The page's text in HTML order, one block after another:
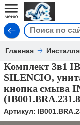
Главная
Комплект 3в1
SILENCIO,
кнопка смыва
Артикул: